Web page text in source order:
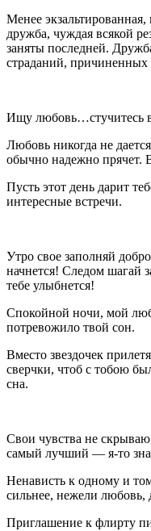
Менее
дружба, чуждая всякой
заняты последней.
страданий,
Ищу любовь…стучитесь
Любовь никогда не
обычно надежно прячет.
Пусть этот день дарит
интересные встречи.
Утро свое заполняй
начнется! Следом шагай
тебе улыбнется!
Спокойной ночи, мой
потревожило твой сон.
Вместо звездочек
сверчки, чтоб с тобою
сна.
Свои чувства не
самый лучший — я-то
Ненависть к одному и
сильнее, нежели любовь,
Приглашение к флирту